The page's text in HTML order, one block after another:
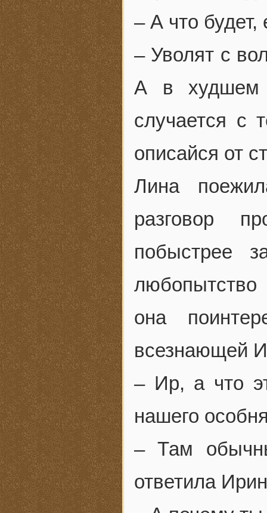
– А что
– Уволят с
А в худшем
случается с
описайся от
Лина
разговор
побыстрее
любопытство
она
всезнающей
– Ир, а что
нашего
– Там
ответила